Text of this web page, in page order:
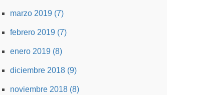
marzo 2019 (7)
febrero 2019 (7)
enero 2019 (8)
diciembre 2018 (9)
noviembre 2018 (8)